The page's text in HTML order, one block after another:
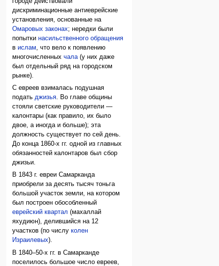
дискриминационные антиеврейские
установления, основанные на
Омаровых законах; нередки были
попыткинасильственного обращения
вислам , что вело к появлению
многочисленныхчала (у них даже
был отдельный ряд на городском
рынке).
С евреев взималась подушная
податьджизья. Во главе общины
стояли светские руководители —
калонтары (как правило, их было
двое, а иногда и больше); эта
должность существует по сей день.
До конца 1860-х гг. одной из главных
обязанностей калонтаров был сбор
джизьи.
В 1843 г. евреи Самарканда
приобрели за десять тысяч тоньга
большой участок земли, на котором
был построен обособленный
еврейский квартал (махаллай
яхудиюн), делившийся на 12
участков (по числуколен
Израилевых).
В 1840–50-х гг. в Самарканде
поселилось большое число евреев,